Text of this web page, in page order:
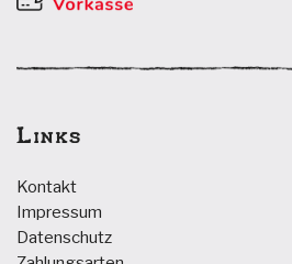
Links
Kontakt
Impressum
Datenschutz